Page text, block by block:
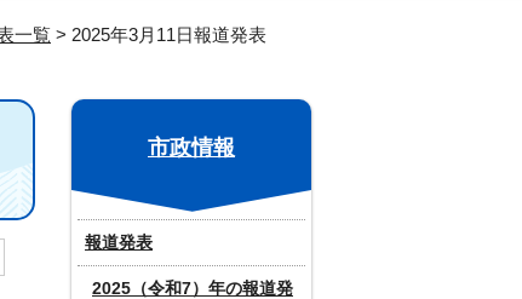
一覧 > 2025年3月11日報道発表
市政情報
報道発表
2025（令和7）年の報道発